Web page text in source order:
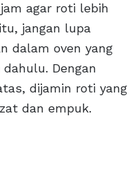
agar roti lebih
jangan lupa
dalam oven yang
Dengan
dijamin roti yang
dan empuk.